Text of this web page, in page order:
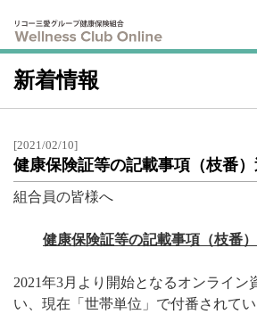
新着情報
[2021/02/10]
健康保険証等の記載事項（枝番
組合員の皆様へ
健康保険証等の記載事項（枝番
2021年3月より開始となるオンライ
い、現在「世帯単位」で付番されて